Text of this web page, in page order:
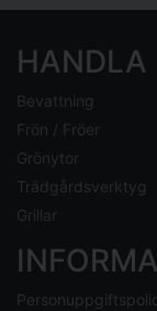
HANDLA
Bevattning
Frön / Fröer
Grönytor
Trädgårdsverktyg
Grillar